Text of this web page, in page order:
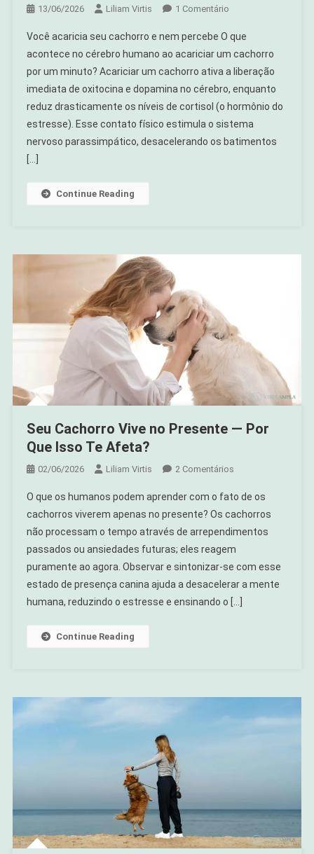
13/06/2026 Liliam Virtis 1 ComentárioEm
Que
Acontece
No
Seu
Cérebro
Quando
Você
Você acaricia seu cachorro e nem percebe O que
acontece no cérebro humano ao acariciar um cachorro
por um minuto? Acariciar um cachorro ativa a liberação
imediata de oxitocina e dopamina no cérebro, enquanto
reduz drasticamente os níveis de cortisol (o hormônio do
estresse). Esse contato físico estimula o sistema
nervoso parassimpático, desacelerando os batimentos
[…]
Continue Reading
Seu Cachorro Vive no Presente — Por
Que Isso Te Afeta?
02/06/2026 Liliam Virtis 2 ComentáriosEm
Cachorro
Vive
No
Presente
—
Por
Que
O que os humanos podem aprender com o fato de os
cachorros viverem apenas no presente? Os cachorros
não processam o tempo através de arrependimentos
passados ou ansiedades futuras; eles reagem
puramente ao agora. Observar e sintonizar-se com esse
estado de presença canina ajuda a desacelerar a mente
humana, reduzindo o estresse e ensinando o […]
Continue Reading